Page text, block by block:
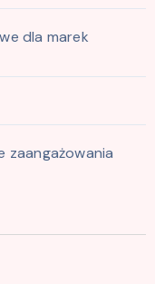
dla marek
zaangażowania